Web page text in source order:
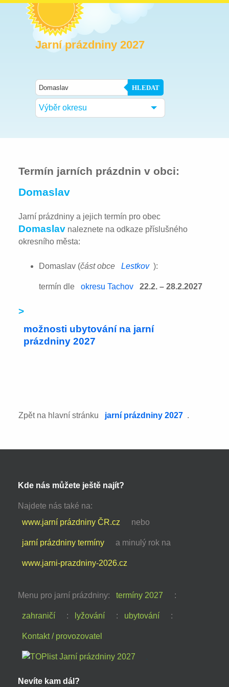
Jarní prázdniny 2027
HLEDAT
Výběr okresu
Termín jarních prázdnin v obci:
Domaslav
Jarní prázdniny a jejich termín pro obec
Domaslav naleznete na odkaze příslušného
okresního města:
Domaslav (část obce Lestkov ):
termín dle okresu Tachov 22.2. – 28.2.2027
>
možnosti ubytování na jarní
prázdniny 2027
Zpět na hlavní stránku jarní prázdniny 2027 .
Kde nás můžete ještě najít?
Najdete nás také na:
www.jarní prázdniny ČR.cz
nebo
jarní prázdniny termíny a minulý rok na
www.jarni-prazdniny-2026.cz
Menu pro jarní prázdniny: termíny 2027 :
zahraničí : lyžování : ubytování :
Kontakt / provozovatel
Nevíte kam dál?